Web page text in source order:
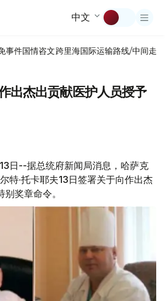
中文
事件国情咨文跨里海国际运输路线/中间走廊
出杰出贡献医护人员授予
日--据总统府新闻局消息，哈萨克
特·托卡耶夫13日签署关于向作出杰
奖章命令。